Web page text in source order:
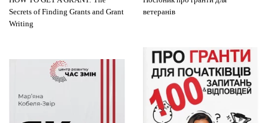
Secrets of Finding Grants and Grant
Writing
ветеранів